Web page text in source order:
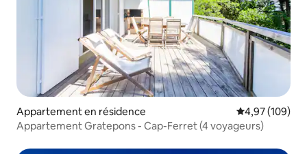
Appartement en résidence Évaluation
4,97 (109)
Appartement Gratepons - Cap-Ferret (4 voyageurs)